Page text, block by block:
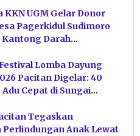
KKN UGM Gelar Donor
Pagerkidul Sudimoro
Kantong Darah
Lomba Dayung
Pacitan Digelar: 40
Cepat di Sungai
Tegaskan
Anak Lewat